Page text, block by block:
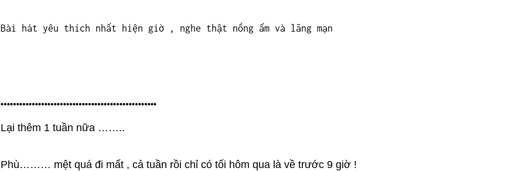
Bài hát yêu thích nhất hiện giờ , nghe thật nồng ấm và lãng mạn
…………………………………………..
Lại thêm 1 tuần nữa ……..
Phù……… mệt quá đi mất , cả tuần rồi chỉ có tối hôm qua là về trước 9 giờ !